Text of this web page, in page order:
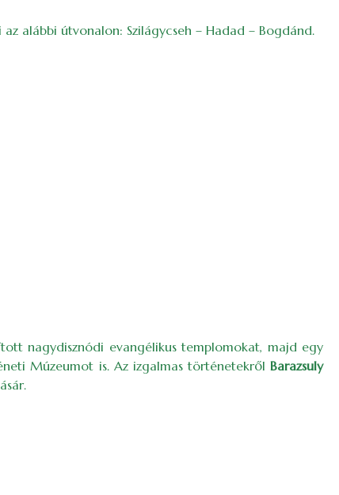
alábbi útvonalon: Szilágycseh – Hadad – Bogdánd.
nagydisznódi evangélikus templomokat, majd egy
Múzeumot is. Az izgalmas történetekről Barazsuly